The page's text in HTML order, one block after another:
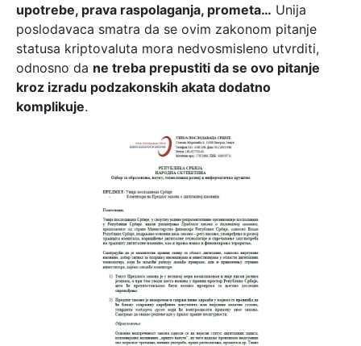
upotrebe, prava raspolaganja, prometa… Unija
poslodavaca smatra da se ovim zakonom pitanje
statusa kriptovaluta mora nedvosmisleno utvrditi,
odnosno da ne treba prepustiti da se ovo pitanje
kroz izradu podzakonskih akata dodatno
komplikuje.